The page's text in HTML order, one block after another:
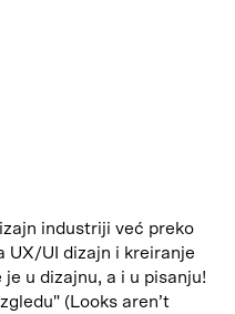
industriji već preko
UX/UI dizajn i kreiranje
u dizajnu, a i u pisanju!
(Looks aren’t